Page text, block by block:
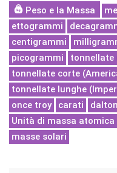
Peso e la Massa
ettogrammi
centigrammi
picogrammi
tonnellate
tonnellate corte
tonnellate lunghe
once troy
carati
dalton
Unità di massa
masse solari